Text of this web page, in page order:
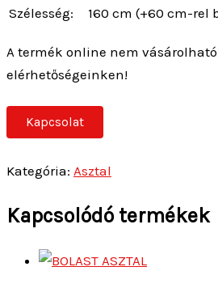
Szélesség:
160 cm (+60 cm-rel
A termék online nem
elérhetőségeinken!
Kapcsolat
Kategória: Asztal
Kapcsolódó termékek